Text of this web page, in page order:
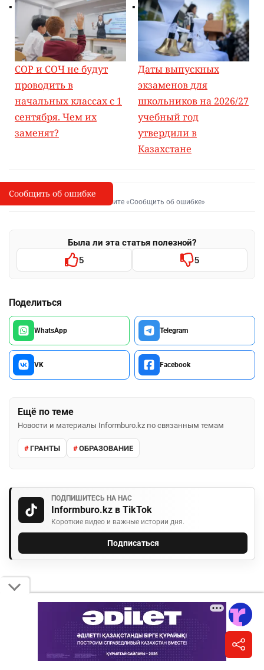
СОР и СОЧ не будут
проводить в
начальных классах с 1
сентября. Чем их
заменят?
Даты выпускных
экзаменов для
школьников на 2026/27
учебный год
утвердили в
Казахстане
I
Сообщить об опечатке
Выделите фрагмент и нажмите «Сообщить об ошибке»
Была ли эта статья полезной?
5 5
Поделиться
WhatsApp Telegram
VK Facebook
Ещё по теме
Новости и материалы Informburo.kz по связанным темам
ГРАНТЫ ОБРАЗОВАНИЕ
ПОДПИШИТЕСЬ НА НАС
Informburo.kz в TikTok
Короткие видео и важные истории дня.
Подписаться
Сообщить об ошибке
КОММЕНТАРИИ
Необходимоавторизоваться